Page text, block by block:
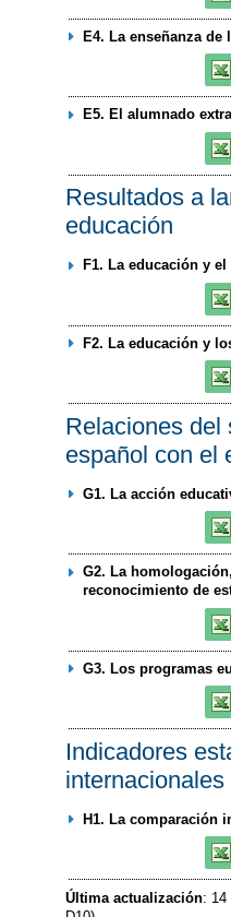
E4. La enseñanza de
E5. El alumnado
Resultados a
educación
F1. La educación y
F2. La educación y
Relaciones del
español con el
G1. La acción
G2. La
reconocimiento de
G3. Los programas
Indicadores
internacionales
H1. La comparación
Última actualización: 14